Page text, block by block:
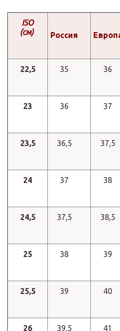
ISO
(см)
Россия
22,5 35 36
23 36 37
23,5 36,5 37,5
24 37 38
24,5 37,5 38,5
25 38 39
25,5 39 40
26 39,5 41